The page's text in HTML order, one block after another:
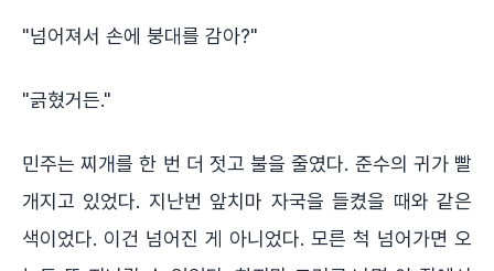
"넘어져서 손에 붕대를 감아?"
"긁혔거든."
민주는 찌개를 한 번 더 젓고 불을 줄였다. 준수의 귀가 빨
개지고 있었다. 지난번 앞치마 자국을 들켰을 때와 같은
색이었다. 이건 넘어진 게 아니었다. 모른 척 넘어가면 오